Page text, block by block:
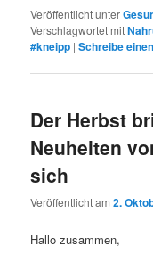
Veröffentlicht unter
Verschlagwortet mit
#kneipp |Schreibe
Der Herbst
Neuheiten
sich
Veröffentlicht am2.
Hallo zusammen,